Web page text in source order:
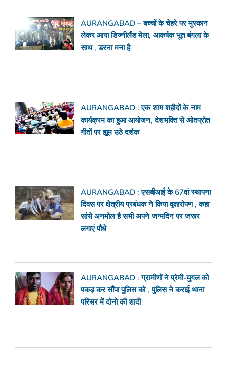
AURANGABAD – बच्चों के चेहरे पर मुस्कान
लेकर आया डिज्नीलैंड मेला, आकर्षक भूत बंगला के
साथ , डरना मना है
AURANGABAD : एक शाम शहीदों के नाम
कार्यक्रम का हुआ आयोजन, देशभक्ति से ओतप्रोत
गीतों पर झूम उठे दर्शक
AURANGABAD : एसबीआई के 67वां स्थापना
दिवस पर क्षेत्रीय प्रबंधक ने किया वृक्षारोपण , कहा
सांसे अनमोल है सभी अपने जन्मदिन पर जरूर
लगाएं पौधे
AURANGABAD : ग्रामीणों ने प्रेमी-युगल को
पकड़ कर सौंपा पुलिस को , पुलिस ने कराई थाना
परिसर में दोनो की शादी